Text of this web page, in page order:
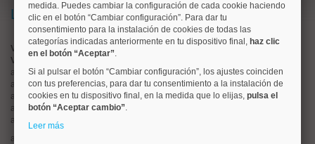
Lo más buscado
Valorar vivienda online
Vender piso
alquiler de pisos encentro
alquiler de pisos enchamartín
alquiler de pisos enchamberí
alquiler de pisos enciudad lineal
alquiler de pisos en
alquiler de pisos en
medida. Puedes cambiar la configuración de cada cookie haciendo
clic en el botón “Cambiar configuración”. Para dar tu
consentimiento para la instalación de cookies de todas las
categorías indicadas anteriormente en tu dispositivo final, haz clic
en el botón “Aceptar”.
Si al pulsar el botón “Cambiar configuración”, los ajustes coinciden
con tus preferencias, para dar tu consentimiento a la instalación de
cookies en tu dispositivo final, en la medida que lo elijas, pulsa el
botón “Aceptar cambio”.
Leer más